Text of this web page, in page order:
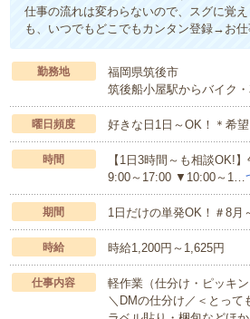
仕事の流れは変わらないので、スグに覚
も、いつでもどこでもカンタン登録→お仕
勤務地
福岡県筑後市
筑後船小屋駅からバイク
曜日頻度 好きな日1日～OK！＊希
時間
【1日3時間～も相談OK!
9:00～17:00 ▼10:00～1…
期間 1日だけの単発OK！＃8
時給 時給1,200円～1,625円
仕事内容
軽作業（仕分け・ピッキン
＼DMの仕分け／＜とって